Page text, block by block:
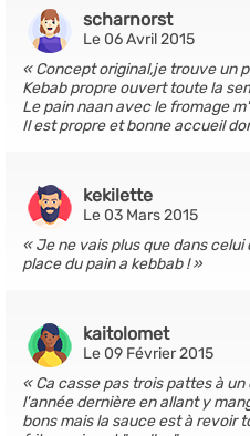
scharnorst
Le 06 Avril 2015
Concept original,je trouve un
Kebab propre ouvert toute la
Le pain naan avec le fromage
Il est propre et bonne accueil
kekilette
Le 03 Mars 2015
Je ne vais plus que dans celui
place du pain a kebbab !
kaitolomet
Le 09 Février 2015
Ca casse pas trois pattes à
l'année dernière en allant y
bons mais la sauce est à revoir